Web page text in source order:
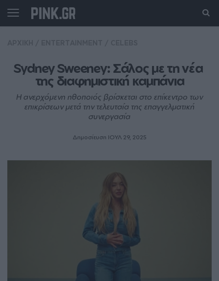
Sydney Sweeney: Σάλος με τη νέα
της διαφημιστική καμπάνια
Η ανερχόμενη ηθοποιός βρίσκεται στο επίκεντρο των
επικρίσεων μετά την τελευταία της επαγγελματική
συνεργασία
Δημοσίευση ΙΟΥΛ 29, 2025